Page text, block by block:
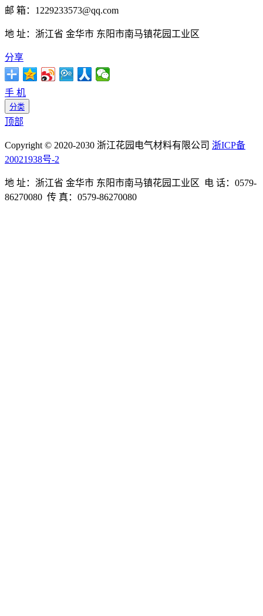
邮 箱：1229233573@qq.com
地 址：浙江省 金华市 东阳市南马镇花园工业区
分享
手 机
分类
顶部
Copyright © 2020-2030 浙江花园电气材料有限公司 浙ICP备
20021938号-2
地 址：浙江省 金华市 东阳市南马镇花园工业区 电 话：0579-
86270080 传 真：0579-86270080